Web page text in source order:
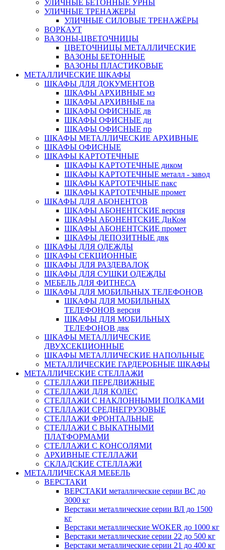
УЛИЧНЫЕ БЕТОННЫЕ УРНЫ
УЛИЧНЫЕ ТРЕНАЖЕРЫ
УЛИЧНЫЕ СИЛОВЫЕ ТРЕНАЖЁРЫ
ВОРКАУТ
ВАЗОНЫ-ЦВЕТОЧНИЦЫ
ЦВЕТОЧНИЦЫ МЕТАЛЛИЧЕСКИЕ
ВАЗОНЫ БЕТОННЫЕ
ВАЗОНЫ ПЛАСТИКОВЫЕ
МЕТАЛЛИЧЕСКИЕ ШКАФЫ
ШКАФЫ ДЛЯ ДОКУМЕНТОВ
ШКАФЫ АРХИВНЫЕ мз
ШКАФЫ АРХИВНЫЕ па
ШКАФЫ ОФИСНЫЕ дв
ШКАФЫ ОФИСНЫЕ ди
ШКАФЫ ОФИСНЫЕ пр
ШКАФЫ МЕТАЛЛИЧЕСКИЕ АРХИВНЫЕ
ШКАФЫ ОФИСНЫЕ
ШКАФЫ КАРТОТЕЧНЫЕ
ШКАФЫ КАРТОТЕЧНЫЕ диком
ШКАФЫ КАРТОТЕЧНЫЕ металл - завод
ШКАФЫ КАРТОТЕЧНЫЕ пакс
ШКАФЫ КАРТОТЕЧНЫЕ промет
ШКАФЫ ДЛЯ АБОНЕНТОВ
ШКАФЫ АБОНЕНТСКИЕ версия
ШКАФЫ АБОНЕНТСКИЕ ДиКом
ШКАФЫ АБОНЕНТСКИЕ промет
ШКАФЫ ДЕПОЗИТНЫЕ двк
ШКАФЫ ДЛЯ ОДЕЖДЫ
ШКАФЫ СЕКЦИОННЫЕ
ШКАФЫ ДЛЯ РАЗДЕВАЛОК
ШКАФЫ ДЛЯ СУШКИ ОДЕЖДЫ
МЕБЕЛЬ ДЛЯ ФИТНЕСА
ШКАФЫ ДЛЯ МОБИЛЬНЫХ ТЕЛЕФОНОВ
ШКАФЫ ДЛЯ МОБИЛЬНЫХ
ТЕЛЕФОНОВ версия
ШКАФЫ ДЛЯ МОБИЛЬНЫХ
ТЕЛЕФОНОВ двк
ШКАФЫ МЕТАЛЛИЧЕСКИЕ
ДВУХСЕКЦИОННЫЕ
ШКАФЫ МЕТАЛЛИЧЕСКИЕ НАПОЛЬНЫЕ
МЕТАЛЛИЧЕСКИЕ ГАРДЕРОБНЫЕ ШКАФЫ
МЕТАЛЛИЧЕСКИЕ СТЕЛЛАЖИ
СТЕЛЛАЖИ ПЕРЕДВИЖНЫЕ
СТЕЛЛАЖИ ДЛЯ КОЛЕС
СТЕЛЛАЖИ С НАКЛОННЫМИ ПОЛКАМИ
СТЕЛЛАЖИ СРЕДНЕГРУЗОВЫЕ
СТЕЛЛАЖИ ФРОНТАЛЬНЫЕ
СТЕЛЛАЖИ С ВЫКАТНЫМИ
ПЛАТФОРМАМИ
СТЕЛЛАЖИ С КОНСОЛЯМИ
АРХИВНЫЕ СТЕЛЛАЖИ
СКЛАДСКИЕ СТЕЛЛАЖИ
МЕТАЛЛИЧЕСКАЯ МЕБЕЛЬ
ВЕРСТАКИ
ВЕРСТАКИ металлические серии ВС до
3000 кг
Верстаки металлические серии ВЛ до 1500
кг
Верстаки металлические WOKER до 1000 кг
Верстаки металлические серии 22 до 500 кг
Верстаки металлические серии 21 до 400 кг